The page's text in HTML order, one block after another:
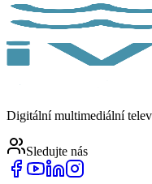
Digitální multimediální
Sledujte nás